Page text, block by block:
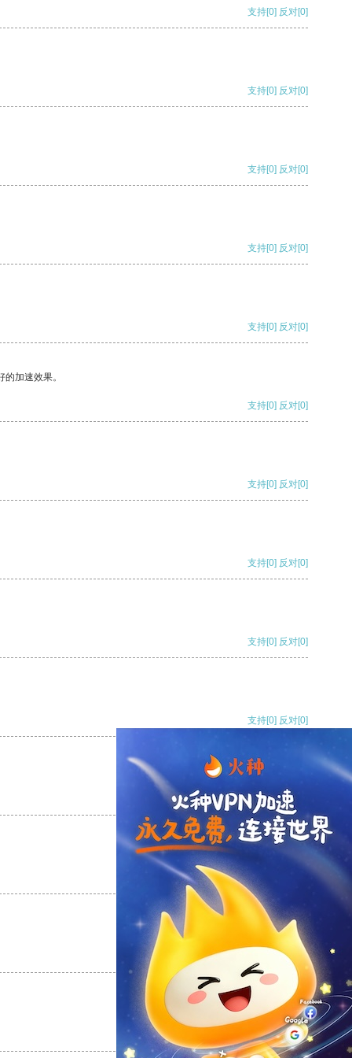
支持[0] 反对[0]
支持[0] 反对[0]
支持[0] 反对[0]
支持[0] 反对[0]
支持[0] 反对[0]
加速效果。
支持[0] 反对[0]
支持[0] 反对[0]
支持[0] 反对[0]
支持[0] 反对[0]
支持[0] 反对[0]
支持[0] 反对
支持
反对 [0]
支持[0] 反对[0]